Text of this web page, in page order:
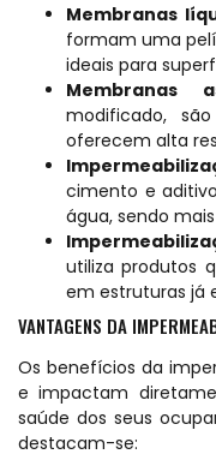
Membranas
formam uma
ideais para
Membranas
modificado,
oferecem alta
cimento e
água, sendo
utiliza produtos
em estruturas já
VANTAGENS DA
Os benefícios da
e impactam
saúde dos seus
destacam-se: